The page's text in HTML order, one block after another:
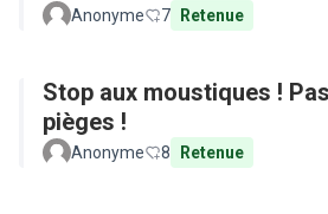
Anonyme 7 Retenue
Stop aux moustiques !
pièges !
Anonyme 8 Retenue